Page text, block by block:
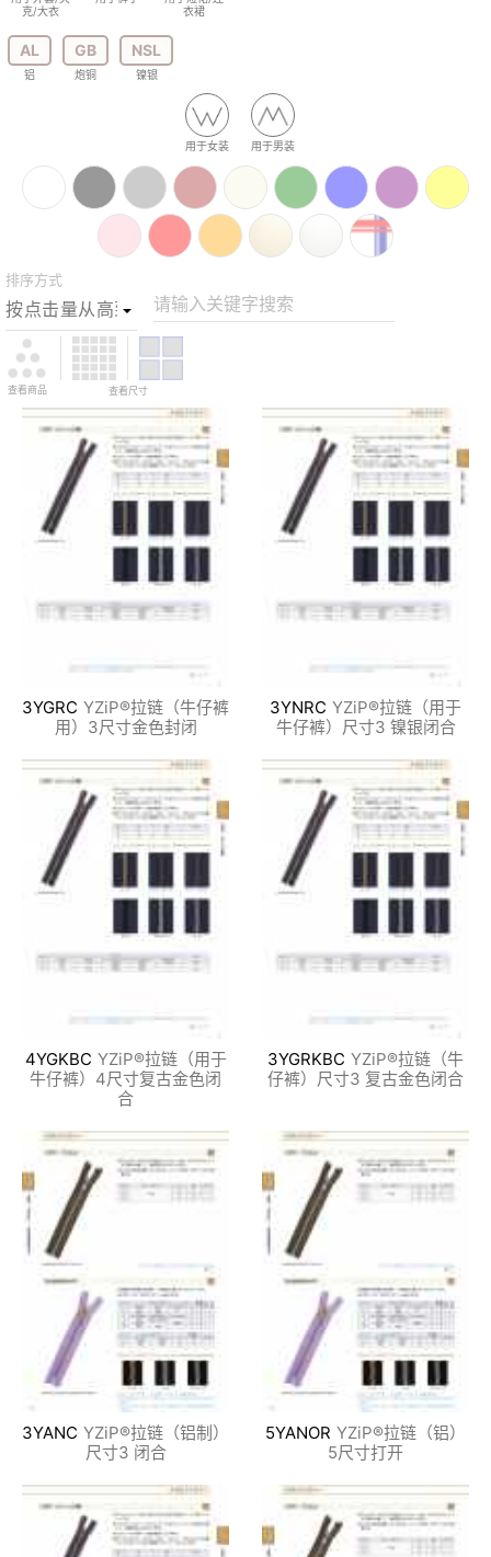
克/大衣
衣裙
AL
铝
GB
炮铜
NSL
镍银
用于女装 用于男装
排序方式
请输入关键字搜索
查看商品 查看尺寸
3YGRC YZiP®拉链（牛仔裤
用）3尺寸金色封闭
3YNRC YZiP®拉链（用于
牛仔裤）尺寸3 镍银闭合
4YGKBC YZiP®拉链（用于
牛仔裤）4尺寸复古金色闭
合
3YGRKBC YZiP®拉链（牛
仔裤）尺寸3 复古金色闭合
3YANC YZiP®拉链（铝制）
尺寸3 闭合
5YANOR YZiP®拉链（铝）
5尺寸打开